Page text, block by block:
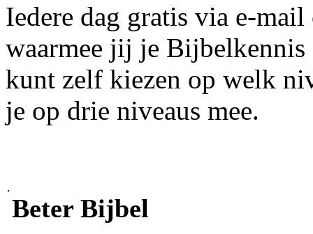
Iedere dag gratis via e-
waarmee jij je
kunt zelf kiezen op welk
je op drie niveaus mee.
Beter Bijbel